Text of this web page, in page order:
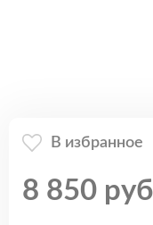
В избранное
8 850